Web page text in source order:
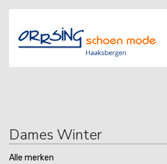
Dames Winter
Alle merken